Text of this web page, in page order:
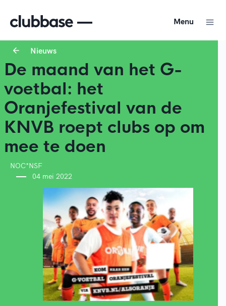
Menu
Nieuws
De maand van het G-
voetbal: het
Oranjefestival van de
KNVB roept clubs op om
mee te doen
NOC*NSF
04 mei 2022